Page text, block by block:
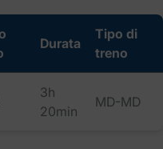
Durata
Tipo di
treno
3h
20min
MD-MD